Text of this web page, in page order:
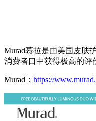
Murad慕拉是由美国皮肤
消费者口中获得极高的评
Murad： https://